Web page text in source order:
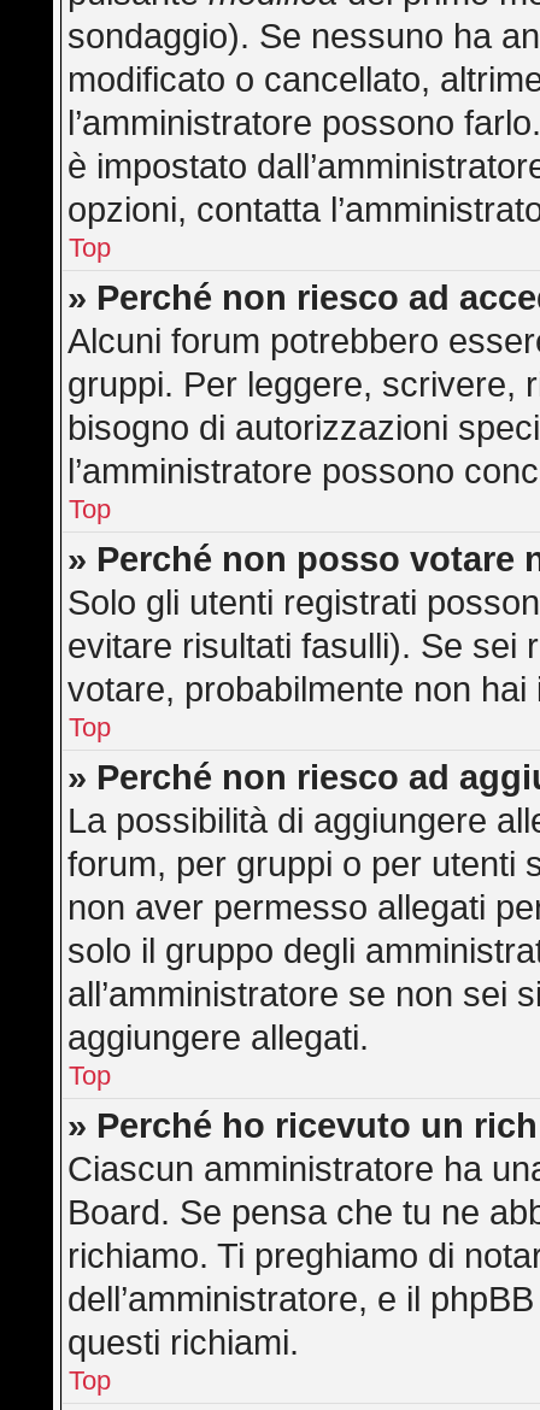
sondaggio). Se nessuno ha
modificato o cancellato,
l’amministratore possono
è impostato
opzioni, contatta
Top
» Perché non riesco ad
Alcuni forum potrebbero
gruppi. Per leggere, scrivere,
bisogno di autorizzazioni
l’amministratore possono
Top
» Perché non posso votare
Solo gli utenti registrati
evitare risultati fasulli). Se sei
votare, probabilmente non hai
Top
» Perché non riesco ad
La possibilità di aggiungere
forum, per gruppi o per utenti
non aver permesso allegati
solo il gruppo degli
all’amministratore se non sei
aggiungere allegati.
Top
» Perché ho ricevuto un
Ciascun amministratore ha
Board. Se pensa che tu ne
richiamo. Ti preghiamo di
dell’amministratore, e il
questi richiami.
Top